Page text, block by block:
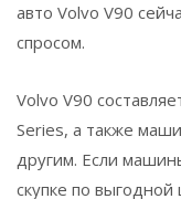
авто Volvo V90
спросом.
Volvo V90
Series, а также
другим. Если
скупке по